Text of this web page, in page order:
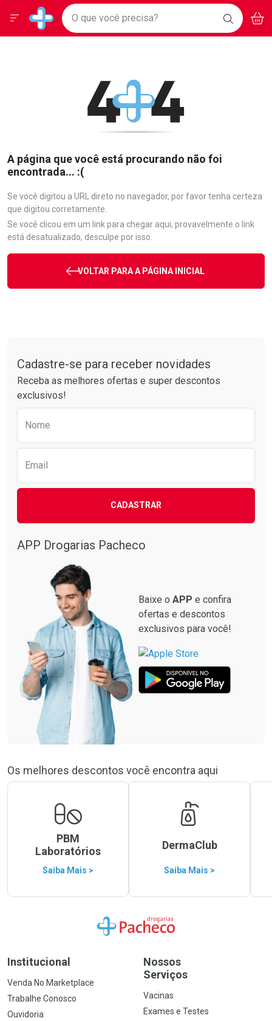
Drogarias Pacheco
Baixe nosso APP e aproveite Ofertas Exclusivas!
BAIXE
O APP
Ir direto para a home
pela página
Ir direto para o conteúdo
Ir direto para a busca
Ir direto para a notificações
Ir direto para o carrinho
Faça a sua busca
O que você precisa? BUSCAR
Menu
A página que você está procurando não foi
encontrada... :(
Se você digitou a URL direto no navegador, por favor tenha certeza
que digitou corretamente.
Se você clicou em um link para chegar aqui, provavelmente o link
está desatualizado, desculpe por isso.
VOLTAR PARA A PÁGINA INICIAL
Cadastre-se para receber novidades
Receba as melhores ofertas e super descontos
exclusivos!
Nome
Email
CADASTRAR
APP Drogarias Pacheco
Baixe o APP e confira
ofertas e descontos
exclusivos para você!
Os melhores descontos você encontra aqui
PBM
Laboratórios
Saiba Mais >
DermaClub
Saiba Mais >
Ir para a Home
Institucional
Venda No Marketplace
Trabalhe Conosco
Ouvidoria
Nossos
Serviços
Vacinas
Exames e Testes